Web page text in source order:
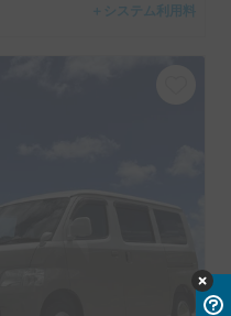
＋システム利用料